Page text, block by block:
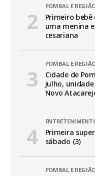
POMBAL E
Primeiro bebê
uma menina
cesariana
POMBAL E
Cidade de
julho,
Novo
Primeira
sábado (3)
POMBAL E